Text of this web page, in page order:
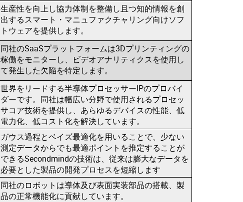
生産性を向上し協力体制を整備し且つ知的情報を創
出するスマート・マニュファクチャリング向けソフ
トウェアを提供します。
同社のSaaSプラットフォームは3Dプリンティングの
稼働をモニターし、ビデオアナリティクスを使用し
て発生した欠陥を特定します。
世界をリードする半導体プロセッサーIPのプロバイ
ダーです。同社は幅広い分野で使用されるプロセッ
サコア技術を提供し、あらゆるデバイスの性能、低
電力化、低コスト化を解決しています。
ガウス過程とベイズ最適化を用いることで、 少ない
測定データからでも最適ポイントを推定することが
できるSecondmindの技術は、 従来は膨大なデータを
必要とした製品の開発プロセスを短縮します
同社のロボットは導体及び表面実装部品の搭載、製
品の正常機能化に貢献しています。